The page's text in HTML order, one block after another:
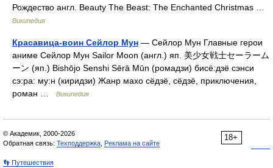
Рождество англ. Beauty The Beast: The Enchanted Christmas …
Википедия
Красавица-воин Сейлор Мун — Сейлор Мун Главные герои
аниме Сейлор Мун Sailor Moon (англ.) яп. 美少女戦士セーラーム
ーン (яп.) Bishōjo Senshi Sērā Mūn (ромадзи) бисё:дзё сэнси
сэ:ра: му:н (киридзи) Жанр махо сёдзё, сёдзё, приключения,
роман …
Википедия
18+
© Академик, 2000-2026
Обратная связь: Техподдержка Реклама на сайте
👣 Путешествия